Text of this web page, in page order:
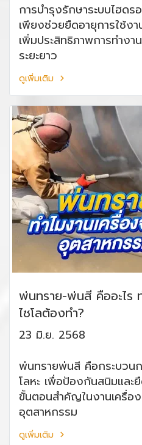
การบำรุงรักษาระบบไฮดร
เพียงช่วยยืดอายุการใช้ง
เพิ่มประสิทธิภาพการทำง
ระยะยาว
ดูเพิ่มเติม
พ่นทราย-พ่นสี คืออะไร
ไซโลต้องทำ?
23 มิ.ย. 2568
พ่นทรายพ่นสี คือกระบวนก
โลหะ เพื่อป้องกันสนิมและ
ขั้นตอนสำคัญในงานเครื่อ
อุตสาหกรรม
ดูเพิ่มเติม